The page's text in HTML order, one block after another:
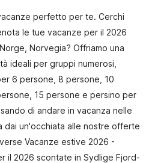
perfetto per te. Cerchi
le tue vacanze per il 2026
Norvegia? Offriamo una
ideali per gruppi numerosi,
6 persone, 8 persone, 10
15 persone e persino per
di andare in vacanza nelle
dai un'occhiata alle nostre offerte
Vacanze estive 2026 -
il 2026 scontate in Sydlige Fjord-